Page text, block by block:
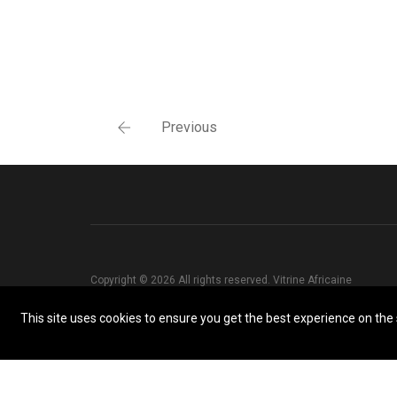
This site uses cookies to ensure you get the best experience on